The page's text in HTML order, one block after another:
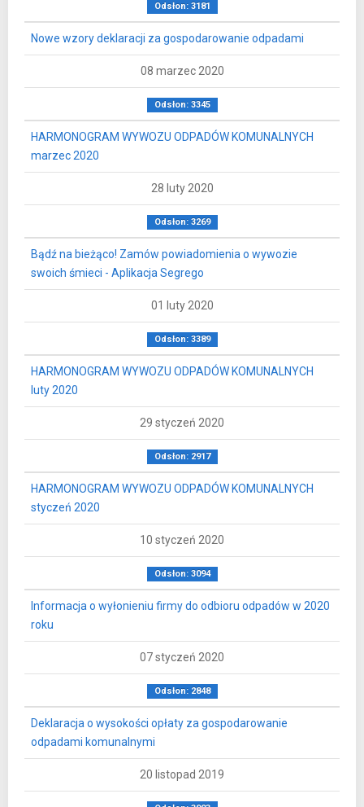
Odsłon: 3181
Nowe wzory deklaracji za gospodarowanie odpadami
08 marzec 2020
Odsłon: 3345
HARMONOGRAM WYWOZU ODPADÓW KOMUNALNYCH
marzec 2020
28 luty 2020
Odsłon: 3269
Bądź na bieżąco! Zamów powiadomienia o wywozie
swoich śmieci - Aplikacja Segrego
01 luty 2020
Odsłon: 3389
HARMONOGRAM WYWOZU ODPADÓW KOMUNALNYCH
luty 2020
29 styczeń 2020
Odsłon: 2917
HARMONOGRAM WYWOZU ODPADÓW KOMUNALNYCH
styczeń 2020
10 styczeń 2020
Odsłon: 3094
Informacja o wyłonieniu firmy do odbioru odpadów w 2020
roku
07 styczeń 2020
Odsłon: 2848
Deklaracja o wysokości opłaty za gospodarowanie
odpadami komunalnymi
20 listopad 2019